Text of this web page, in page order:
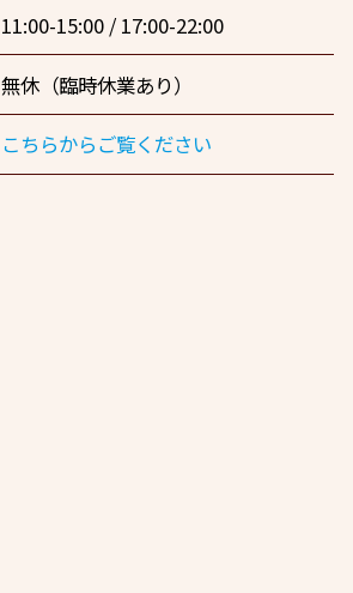
11:00-15:00 / 17:00-22:00
無休（臨時休業あり）
こちらからご覧ください